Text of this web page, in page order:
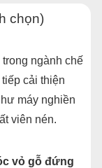
chọn)
ngành chế
cải thiện
máy nghiền
viên nén.
vỏ gỗ đứng